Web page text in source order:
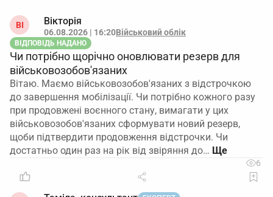
ВІ Вікторія
06.08.2026 | 16:20Військовий облік
ВІДПОВІДЬ НАДАНО
Чи потрібно щорічно оновлювати резерв для
військовозобов'язаних
Вітаю. Маємо військовозобов'язаних з відстрочкою
до завершення мобілізації. Чи потрібно кожного разу
при продовжені воєнного стану, вимагати у цих
військовозобов'язаних сформувати новий резерв,
щоби підтвердити продовження відстрочки. Чи
достатньо один раз на рік від звіряння до…
6